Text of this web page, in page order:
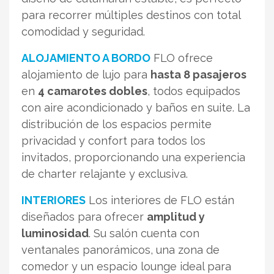
para recorrer múltiples destinos con total
comodidad y seguridad.
ALOJAMIENTO A BORDO FLO ofrece
alojamiento de lujo para hasta 8 pasajeros
en 4 camarotes dobles, todos equipados
con aire acondicionado y baños en suite. La
distribución de los espacios permite
privacidad y confort para todos los
invitados, proporcionando una experiencia
de charter relajante y exclusiva.
INTERIORES Los interiores de FLO están
diseñados para ofrecer amplitud y
luminosidad. Su salón cuenta con
ventanales panorámicos, una zona de
comedor y un espacio lounge ideal para